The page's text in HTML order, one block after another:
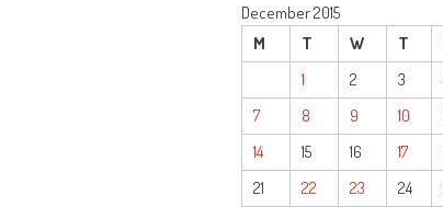
December 2015
M
T W T
1
2 3
7
8 9 10
14
15 16 17
21
22 23 24